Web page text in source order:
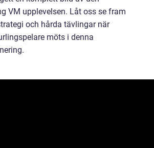
VM upplevelsen. Låt oss se fram
och hårda tävlingar när
möts i denna